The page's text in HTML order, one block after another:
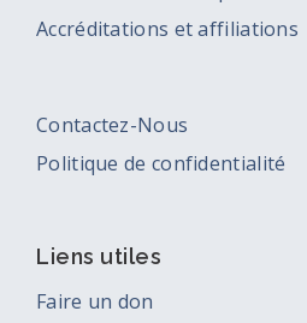
Accréditations et affiliations
Contactez-Nous
Politique de confidentialité
Liens utiles
Faire un don